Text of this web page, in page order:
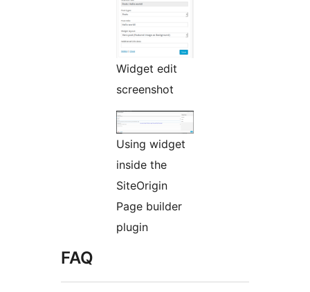
Widget edit
screenshot
Using widget
inside the
SiteOrigin
Page builder
plugin
FAQ